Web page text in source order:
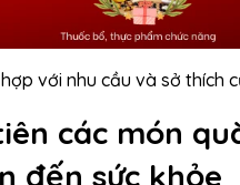
với nhu cầu và sở thích
các món
đến sức khỏe